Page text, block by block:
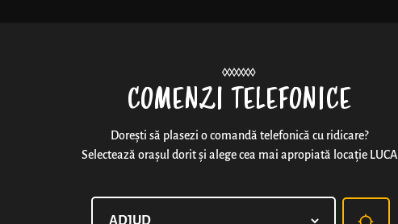
COMENZI TELEFONICE
Dorești să plasezi o comandă telefonică cu ridicare?
Selectează orașul dorit și alege cea mai apropiată locație LUCA